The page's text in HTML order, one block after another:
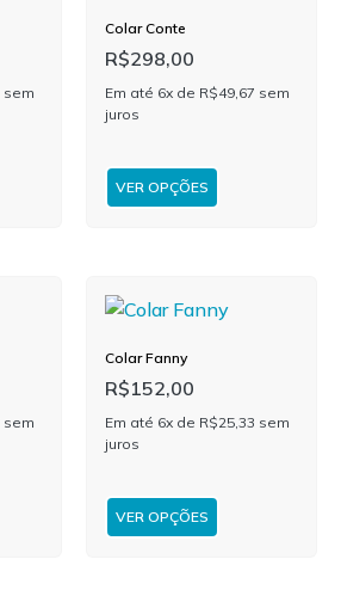
sem
Colar Conte
R$298,00
Em até 6x de R$49,67 sem
juros
VER OPÇÕES
sem
Colar Fanny
R$152,00
Em até 6x de R$25,33 sem
juros
VER OPÇÕES